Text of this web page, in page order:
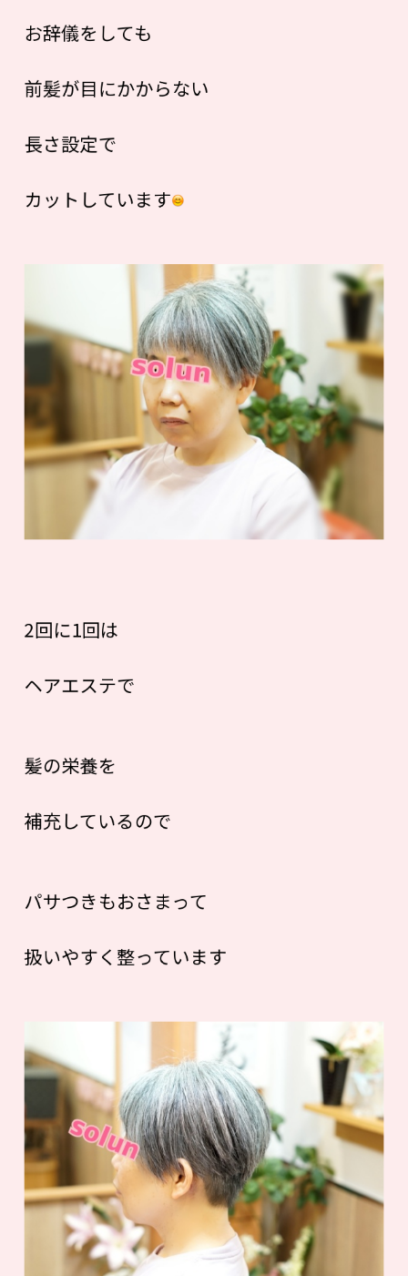
お辞儀をしても
前髪が目にかからない
長さ設定で
カットしています
2回に1回は
ヘアエステで
髪の栄養を
補充しているので
パサつきもおさまって
扱いやすく整っています